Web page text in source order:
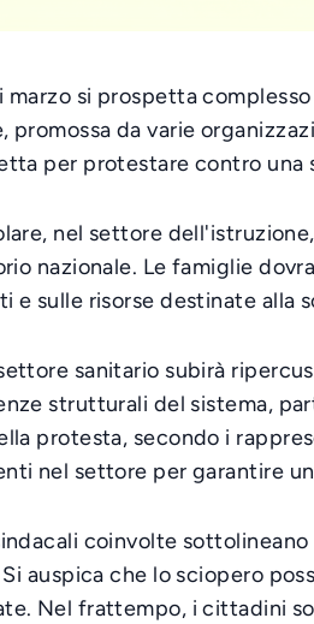
marzo si prospetta
promossa da varie
per protestare contro una
nel settore
nazionale. Le famiglie
e sulle risorse destinate
sanitario subirà
strutturali del sistema,
protesta, secondo i
nel settore per garantire
coinvolte
auspica che lo sciopero
Nel frattempo, i cittadini